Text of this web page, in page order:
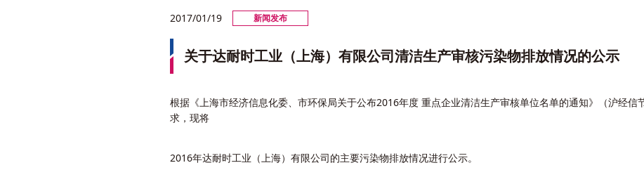
2017/01/19 新闻发布
关于达耐时工业（上海）有限公司清洁生产审核污染物排放情况的公示
根据《上海市经济信息化委、市环保局关于公布2016年度 重点企业清洁生产审核单位名单的通知》（沪经信
求，现将
2016年达耐时工业（上海）有限公司的主要污染物排放情况进行公示。